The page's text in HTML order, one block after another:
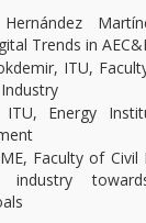
Trends in
ITU,
Energy
Faculty of Civil